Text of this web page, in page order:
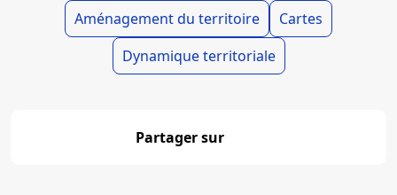
Aménagement du territoire
Cartes
Dynamique territoriale
Partager sur